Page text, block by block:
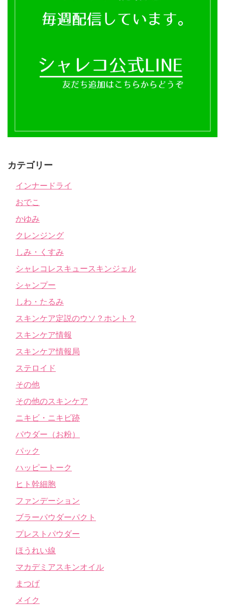
カテゴリー
インナードライ
おでこ
かゆみ
クレンジング
しみ・くすみ
シャレコレスキュースキンジェル
シャンプー
しわ・たるみ
スキンケア定説のウソ？ホント？
スキンケア情報
スキンケア情報局
ステロイド
その他
その他のスキンケア
ニキビ・ニキビ跡
パウダー（お粉）
パック
ハッピートーク
ヒト幹細胞
ファンデーション
ブラーパウダーパクト
プレストパウダー
ほうれい線
マカデミアスキンオイル
まつげ
メイク